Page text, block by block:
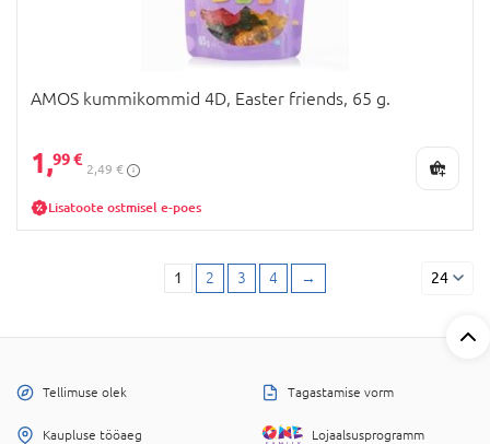
AMOS kummikommid 4D, Easter friends, 65 g.
1,99 €
2,49 €
Lisatoote ostmisel e-poes
1 2 3 4 → 24
Tellimuse olek Tagastamise vorm
Kaupluse tööaeg Lojaalsusprogramm